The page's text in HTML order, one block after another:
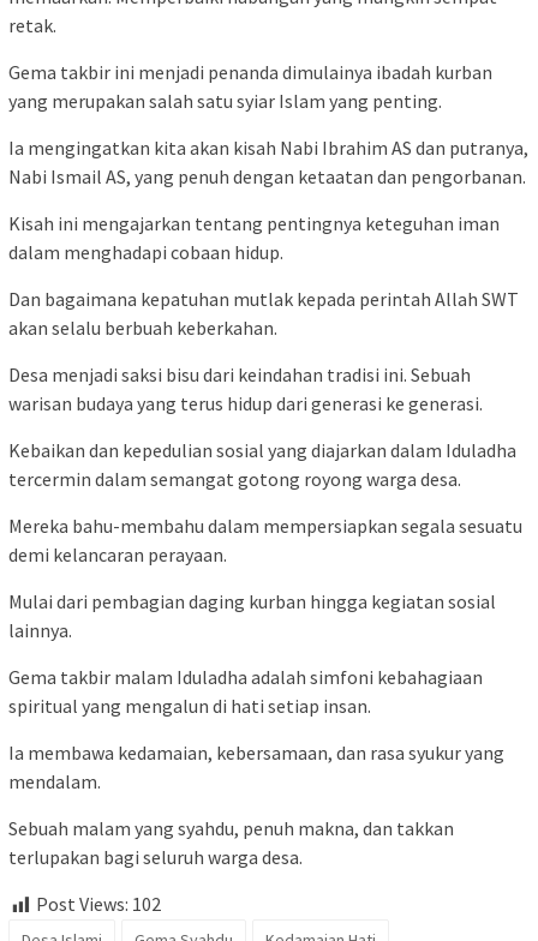
retak.
Gema takbir ini menjadi penanda dimulainya ibadah kurban
yang merupakan salah satu syiar Islam yang penting.
Ia mengingatkan kita akan kisah Nabi Ibrahim AS dan putranya,
Nabi Ismail AS, yang penuh dengan ketaatan dan pengorbanan.
Kisah ini mengajarkan tentang pentingnya keteguhan iman
dalam menghadapi cobaan hidup.
Dan bagaimana kepatuhan mutlak kepada perintah Allah SWT
akan selalu berbuah keberkahan.
Desa menjadi saksi bisu dari keindahan tradisi ini. Sebuah
warisan budaya yang terus hidup dari generasi ke generasi.
Kebaikan dan kepedulian sosial yang diajarkan dalam Iduladha
tercermin dalam semangat gotong royong warga desa.
Mereka bahu-membahu dalam mempersiapkan segala sesuatu
demi kelancaran perayaan.
Mulai dari pembagian daging kurban hingga kegiatan sosial
lainnya.
Gema takbir malam Iduladha adalah simfoni kebahagiaan
spiritual yang mengalun di hati setiap insan.
Ia membawa kedamaian, kebersamaan, dan rasa syukur yang
mendalam.
Sebuah malam yang syahdu, penuh makna, dan takkan
terlupakan bagi seluruh warga desa.
Post Views: 102